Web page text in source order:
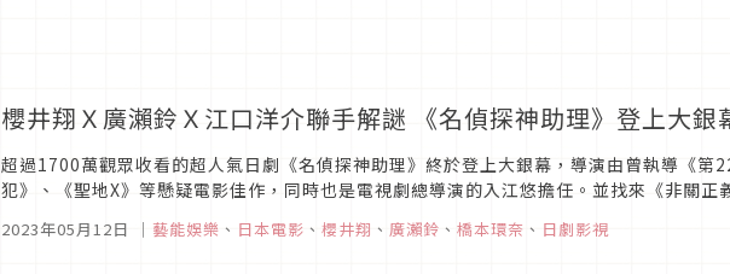
櫻井翔Ｘ廣瀨鈴Ｘ江口洋介聯手解謎 《名偵探神助理》登上大銀
超過1700萬觀眾收看的超人氣日劇《名偵探神助理》終於登上大銀幕，導演由曾執導《第
犯》、《聖地X》等懸疑電影佳作，同時也是電視劇總導演的入江悠擔任。並找來《非關正
2023年05月12日 ｜ 藝能娛樂 、 日本電影 、 櫻井翔 、 廣瀨鈴 、 橋本環奈 、 日劇影視